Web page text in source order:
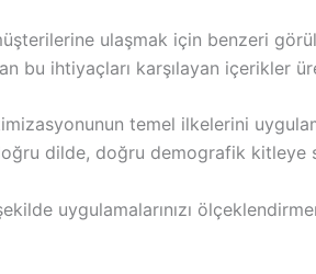
ulaşmak için benzeri
bu ihtiyaçları karşılayan içerikler
temel ilkelerini
dilde, doğru demografik kitleye
uygulamalarınızı